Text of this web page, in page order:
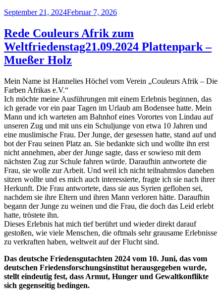
Veröffentlicht
September 21, 2024Februar 7, 2026
Rede Couleurs Afrik zum
Weltfriedenstag21.09.2024 Plattenpark –
Mueßer Holz
Mein Name ist Hannelies Höchel vom Verein „Couleurs Afrik – Die
Farben Afrikas e.V.“
Ich möchte meine Ausführungen mit einem Erlebnis beginnen, das
ich gerade vor ein paar Tagen im Urlaub am Bodensee hatte. Mein
Mann und ich warteten am Bahnhof eines Vorortes von Lindau auf
unseren Zug und mit uns ein Schuljunge von etwa 10 Jahren und
eine muslimische Frau. Der Junge, der gesessen hatte, stand auf und
bot der Frau seinen Platz an. Sie bedankte sich und wollte ihn erst
nicht annehmen, aber der Junge sagte, dass er sowieso mit dem
nächsten Zug zur Schule fahren würde. Daraufhin antwortete die
Frau, sie wolle zur Arbeit. Und weil ich nicht teilnahmslos daneben
sitzen wollte und es mich auch interessierte, fragte ich sie nach ihrer
Herkunft. Die Frau antwortete, dass sie aus Syrien geflohen sei,
nachdem sie ihre Eltern und ihren Mann verloren hätte. Daraufhin
begann der Junge zu weinen und die Frau, die doch das Leid erlebt
hatte, tröstete ihn.
Dieses Erlebnis hat mich tief berührt und wieder direkt darauf
gestoßen, wie viele Menschen, die oftmals sehr grausame Erlebnisse
zu verkraften haben, weltweit auf der Flucht sind.
Das deutsche Friedensgutachten 2024 vom 10. Juni, das vom
deutschen Friedensforschungsinstitut herausgegeben wurde,
stellt eindeutig fest, dass Armut, Hunger und Gewaltkonflikte
sich gegenseitig bedingen.